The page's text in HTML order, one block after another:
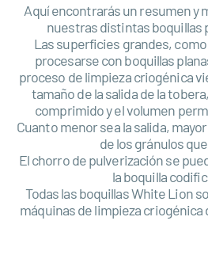
Aquí encontrarás un resumen y
nuestras distintas boquillas
Las superficies grandes,
procesarse con boquillas
proceso de limpieza criogénica
tamaño de la salida de la
comprimido y el volumen
Cuanto menor sea la salida,
de los gránulos
El chorro de pulverización se
la boquilla
Todas las boquillas White Lion
máquinas de limpieza criogénica